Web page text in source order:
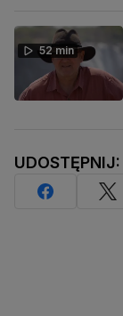
52 min
UDOSTĘPNIJ: